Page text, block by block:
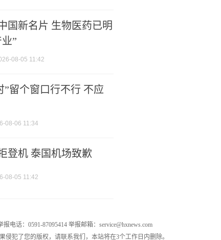
国新名片 生物医药已明
”
08-05 11:42
”留个窗口行不行 不应
08-06 11:34
登机 泰国机场致歉
08-05 11:42
电话：0591-87095414 举报邮箱：service@hxnews.com
侵犯了您的版权，请联系我们，本站将在3个工作日内删除。